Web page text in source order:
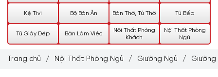
Kệ Tivi Bộ Bàn Ăn Bàn Thờ, Tủ Thờ Tủ Bếp
Tủ Giày Dép Bàn Làm Việc
Nội Thất Phòng
Khách
Nội Thất Phòng
Ngủ
Trang chủ / Nội Thất Phòng Ngủ / Giường Ngủ / Giường